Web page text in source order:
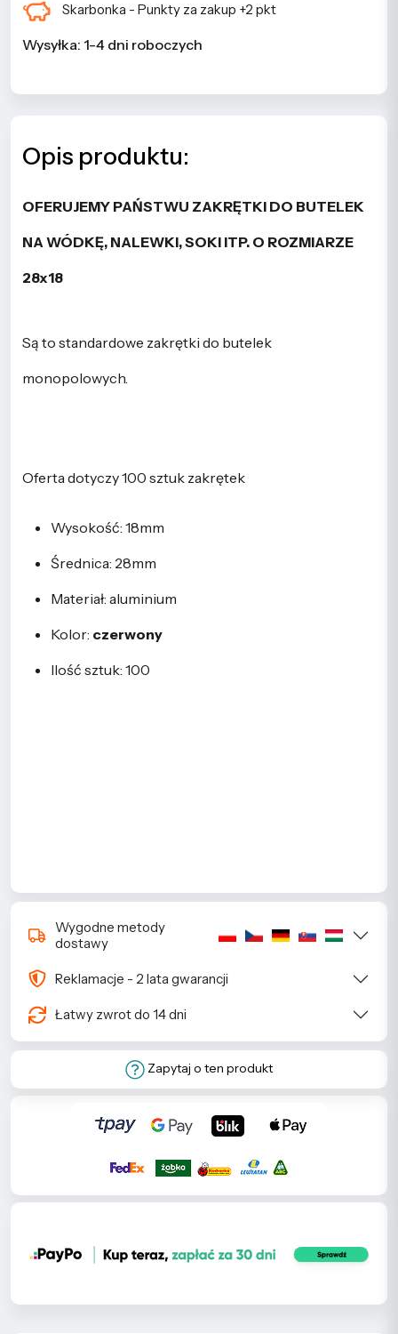
Skarbonka - Punkty za zakup +2 pkt
Wysyłka: 1-4 dni roboczych
Opis produktu:
OFERUJEMY PAŃSTWU ZAKRĘTKI DO BUTELEK
NA WÓDKĘ, NALEWKI, SOKI ITP. O ROZMIARZE
28x18
Są to standardowe zakrętki do butelek
monopolowych.
Oferta dotyczy 100 sztuk zakrętek
Wysokość: 18mm
Średnica: 28mm
Materiał: aluminium
Kolor: czerwony
Ilość sztuk: 100
Wygodne metody
dostawy
Reklamacje - 2 lata gwarancji
Łatwy zwrot do 14 dni
Zapytaj o ten produkt